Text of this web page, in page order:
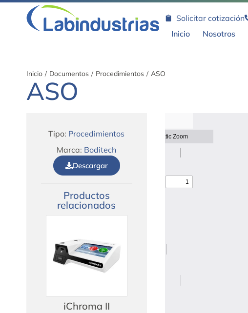
Solicitar cotización
Inicio
Nosotros
Inicio / Documentos / Procedimientos / ASO
ASO
Tipo: Procedimientos
Marca: Boditech
Descargar
Productos
relacionados
iChroma II